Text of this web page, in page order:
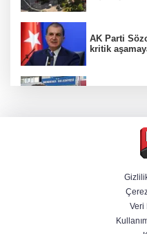
AK Parti
kritik
12
kaybolacak
Türkiye
Veri